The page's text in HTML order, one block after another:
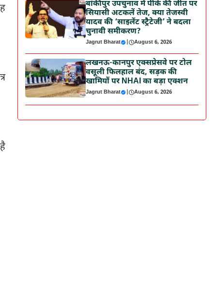
बांकीपुर उपचुनाव में पीके की जीत पर
सियासी अटकलें तेज, क्या तेजस्वी
यादव की ‘साइलेंट स्ट्रैटेजी’ ने बदला
चुनावी समीकरण?
Jagrut Bharat | August 6, 2026
लखनऊ-कानपुर एक्सप्रेसवे पर टोल
वसूली फिलहाल बंद, सड़क की
खामियों पर NHAI का बड़ा एक्शन
Jagrut Bharat | August 6, 2026